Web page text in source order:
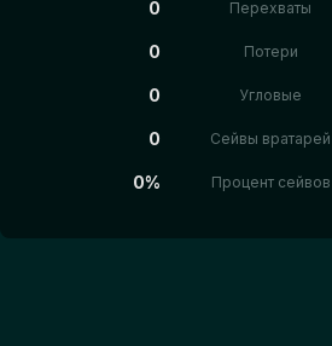
0 Перехваты
0 Потери
0 Угловые
0 Сейвы вратарей
0% Процент сейвов